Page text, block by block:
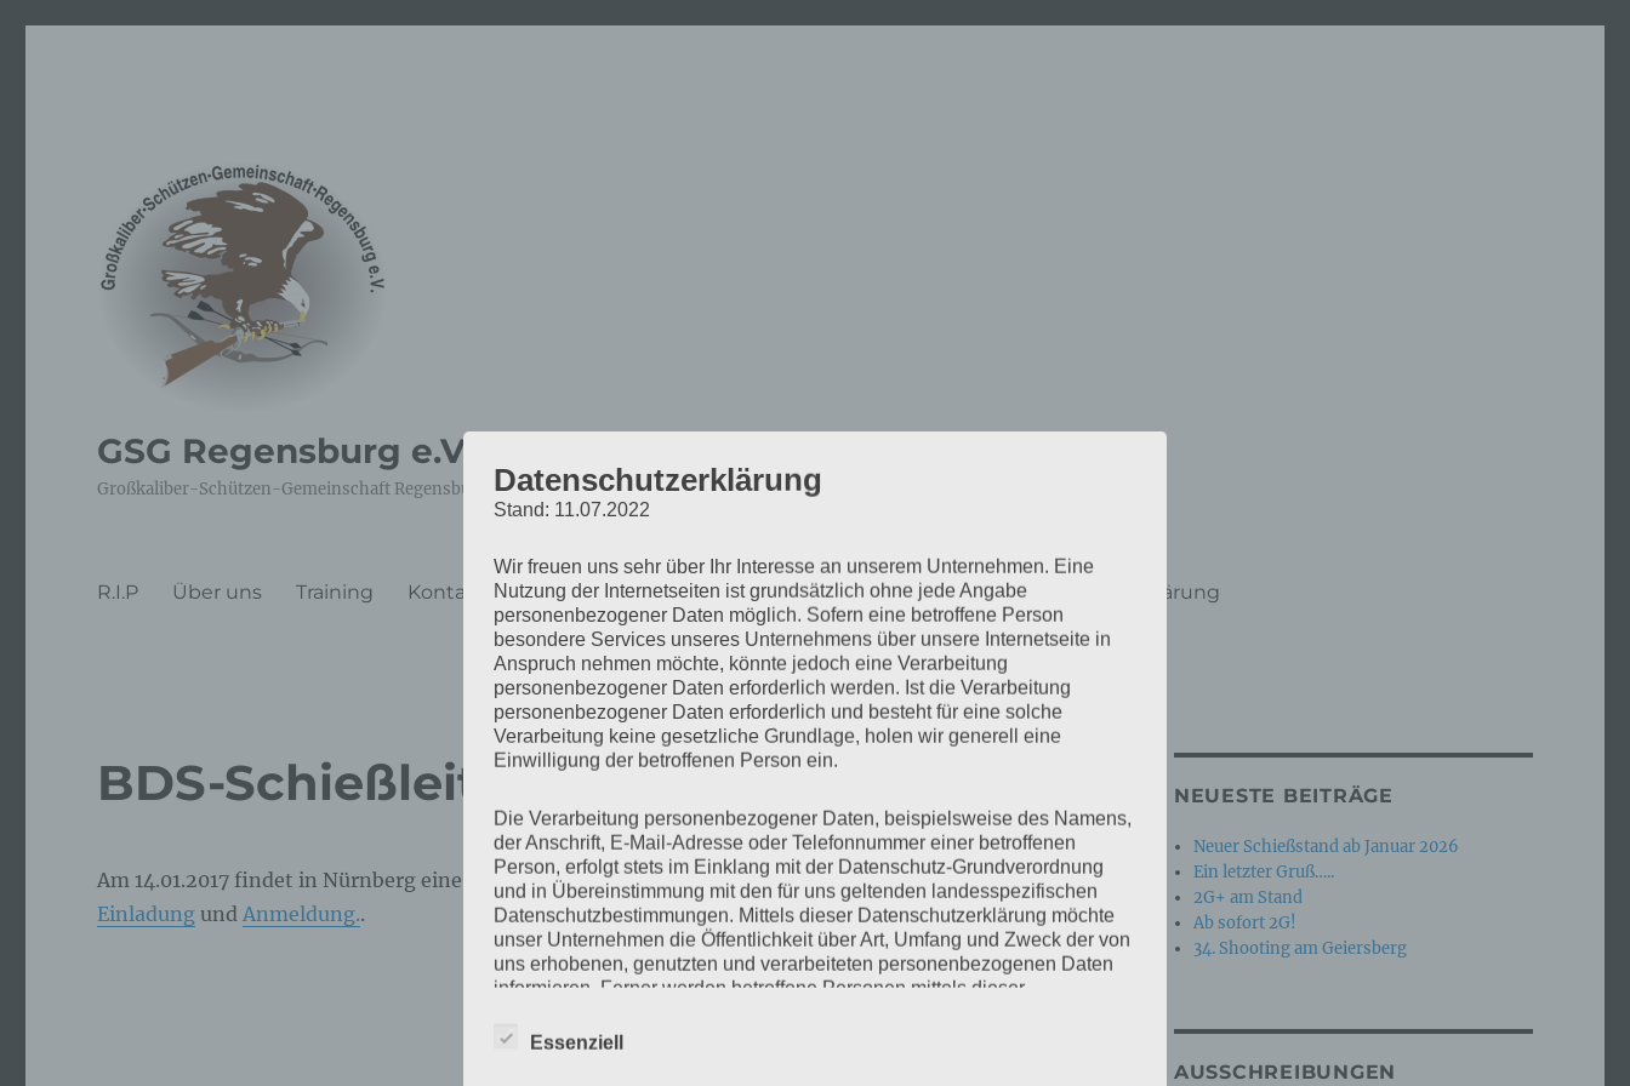
GSG Regensburg e.V.
Großkaliber-Schützen-Gemeinschaft Regensburg e.V. – Created with WordPress managed by 1&1
R.I.P Über uns Training Kontakt Links Impressum Disclaimer Cookies Datenschutzerklärung
BDS-Schießleiterprüfung
Am 14.01.2017 findet in Nürnberg eine BDS-Schießleiterprüfung (Teil 1und 2) statt.Vorgaben,
Einladung undAnmeldung..
NEUESTE BEITRÄGE
Neuer Schießstand ab Januar 2026
Ein letzter Gruß…..
2G+ am Stand
Ab sofort 2G!
34. Shooting am Geiersberg
AUSSCHREIBUNGEN
Datenschutzerklärung
Stand: 11.07.2022
Wir freuen uns sehr über Ihr Interesse an unserem Unternehmen. Eine
Nutzung der Internetseiten ist grundsätzlich ohne jede Angabe
personenbezogener Daten möglich. Sofern eine betroffene Person
besondere Services unseres Unternehmens über unsere Internetseite in
Anspruch nehmen möchte, könnte jedoch eine Verarbeitung
personenbezogener Daten erforderlich werden. Ist die Verarbeitung
personenbezogener Daten erforderlich und besteht für eine solche
Verarbeitung keine gesetzliche Grundlage, holen wir generell eine
Einwilligung der betroffenen Person ein.
Die Verarbeitung personenbezogener Daten, beispielsweise des Namens,
der Anschrift, E-Mail-Adresse oder Telefonnummer einer betroffenen
Person, erfolgt stets im Einklang mit der Datenschutz-Grundverordnung
und in Übereinstimmung mit den für uns geltenden landesspezifischen
Datenschutzbestimmungen. Mittels dieser Datenschutzerklärung möchte
unser Unternehmen die Öffentlichkeit über Art, Umfang und Zweck der von
uns erhobenen, genutzten und verarbeiteten personenbezogenen Daten
informieren. Ferner werden betroffene Personen mittels dieser
Essenziell